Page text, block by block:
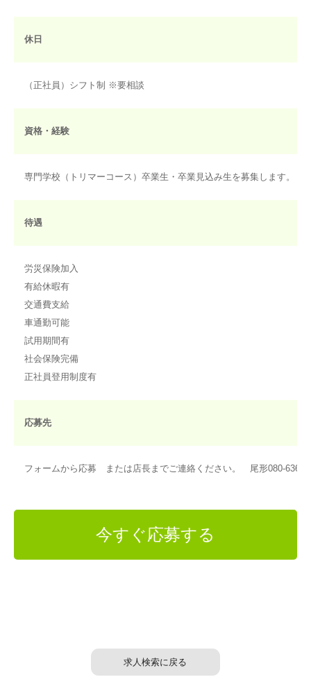
休日
（正社員）シフト制 ※要相談
資格・経験
専門学校（トリマーコース）卒業生・卒業見込み生を募集します。
待遇
労災保険加入
有給休暇有
交通費支給
車通勤可能
試用期間有
社会保険完備
正社員登用制度有
応募先
フォームから応募 または店長までご連絡ください。 尾形080-6364-
今すぐ応募する
求人検索に戻る